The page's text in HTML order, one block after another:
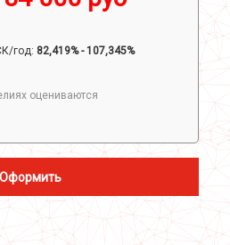
год: 82,419% - 107,345%
оцениваются
Оформить